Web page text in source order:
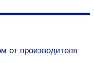
от производителя